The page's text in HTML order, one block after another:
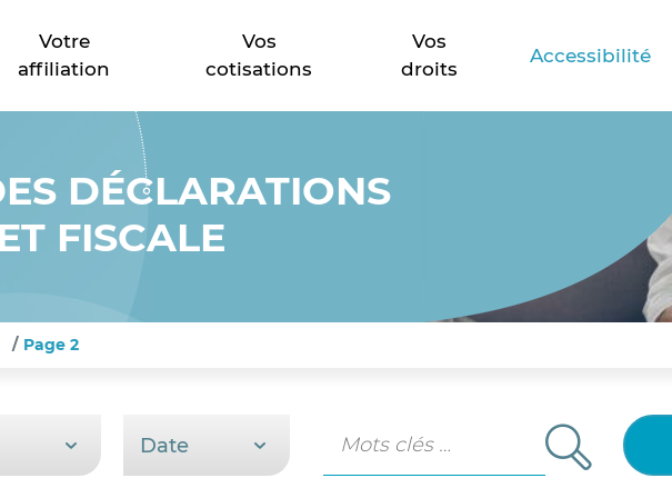
Votre
affiliation
Vos
cotisations
Vos
droits
Accessibilité
DÉCLARATIONS
FISCALE
Page 2